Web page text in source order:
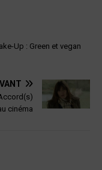
Up : Green et vegan
cinéma